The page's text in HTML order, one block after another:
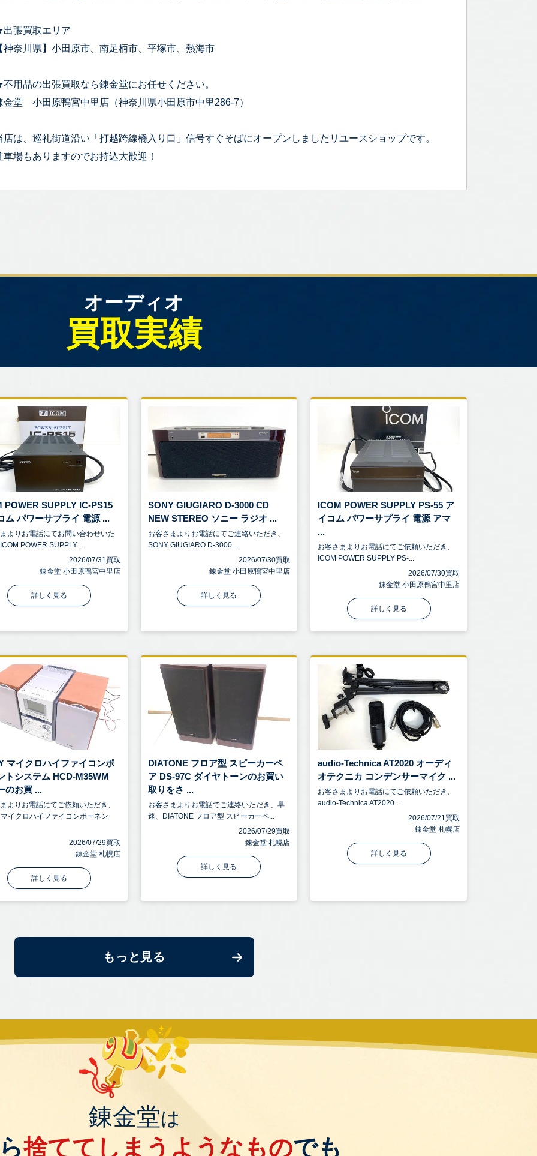
張買取エリア
神奈川県】小田原市、南足柄市、平塚市、熱海市
用品の出張買取なら錬金堂にお任せください。
金堂 小田原鴨宮中里店（神奈川県小田原市中里286-7）
店は、巡礼街道沿い「打越跨線橋入り口」信号すぐそばにオープンしましたリユースショップです。
車場もありますのでお持込大歓迎！
オーディオ
買取実績
POWER SUPPLY IC-PS15
ム パワーサプライ 電源 ...
よりお電話にてお問い合わせいた
POWER SUPPLY ...
2026/07/31買取
錬金堂 小田原鴨宮中里店
詳しく見る
SONY GIUGIARO D-3000 CD
NEW STEREO ソニー ラジオ ...
お客さまよりお電話にてご連絡いただき、
SONY GIUGIARO D-3000 ...
2026/07/30買取
錬金堂 小田原鴨宮中里店
詳しく見る
ICOM POWER SUPPLY PS-55 ア
イコム パワーサプライ 電源 アマ
...
お客さまよりお電話にてご依頼いただき、
ICOM POWER SUPPLY PS-...
2026/07/30買取
錬金堂 小田原鴨宮中里店
詳しく見る
マイクロハイファイコンポ
トシステム HCD-M35WM
のお買 ...
よりお電話にてご依頼いただき、
イクロハイファイコンポーネン
2026/07/29買取
錬金堂 札幌店
詳しく見る
DIATONE フロア型 スピーカーペ
ア DS-97C ダイヤトーンのお買い
取りをさ ...
お客さまよりお電話でご連絡いただき、早
速、DIATONE フロア型 スピーカーペ...
2026/07/29買取
錬金堂 札幌店
詳しく見る
audio-Technica AT2020 オーディ
オテクニカ コンデンサーマイク ...
お客さまよりお電話にてご依頼いただき、
audio-Technica AT2020...
2026/07/21買取
錬金堂 札幌店
詳しく見る
もっと見る
錬金堂は
捨ててしまうようなものでも